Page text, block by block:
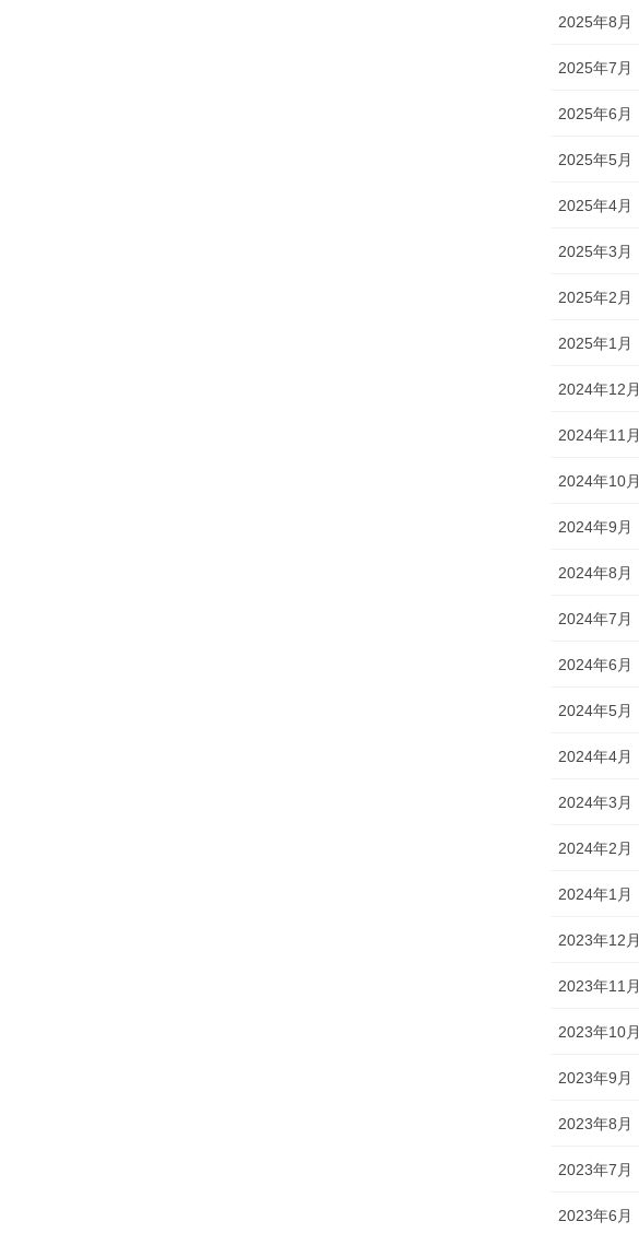
2025年8月
2025年7月
2025年6月
2025年5月
2025年4月
2025年3月
2025年2月
2025年1月
2024年12月
2024年11月
2024年10月
2024年9月
2024年8月
2024年7月
2024年6月
2024年5月
2024年4月
2024年3月
2024年2月
2024年1月
2023年12月
2023年11月
2023年10月
2023年9月
2023年8月
2023年7月
2023年6月